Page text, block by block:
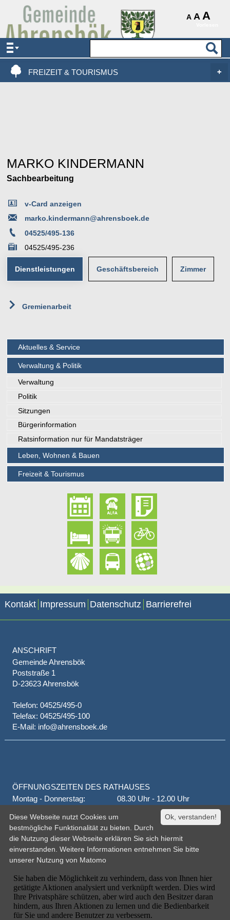
A A A
AKTUELLES & SERVICE
VERWALTUNG & POLITIK
FREIZEIT & TOURISMUS
MARKO KINDERMANN
v-Card anzeigen
marko.kindermann@ahrensboek.de
04525/495-136
04525/495-236
Dienstleistungen Geschäftsbereich Zimmer
Gremienarbeit
Team I - Zentrale Dienste, Soziales
6
23623 Ahrensbök
Sachbearbeitung
Aktuelles & Service
Verwaltung & Politik
Verwaltung
Politik
Sitzungen
Bürgerinformation
Ratsinformation nur für Mandatsträger
Leben, Wohnen & Bauen
Freizeit & Tourismus
Kontakt Impressum Datenschutz Barrierefrei
ANSCHRIFT
Gemeinde Ahrensbök
Poststraße 1
D-23623 Ahrensbök
Telefon: 04525/495-0
Telefax: 04525/495-100
E-Mail: info@ahrensboek.de
ÖFFNUNGSZEITEN DES RATHAUSES
Montag - Donnerstag:
08.30 Uhr - 12.00 Uhr
14.00 Uhr - 18.00 Uhr
jeden 1. und 3. Montag
16.00 Uhr - 18.00 Uhr
Freitag
geschlossen
oder nach Vereinbarung
Ok, verstanden!
Diese Webseite nutzt Cookies um
bestmögliche Funktionalität zu bieten. Durch
die Nutzung dieser Webseite erklären Sie sich hiermit
einverstanden. Weitere Informationen entnehmen Sie bitte
unserer Nutzung von Matomo